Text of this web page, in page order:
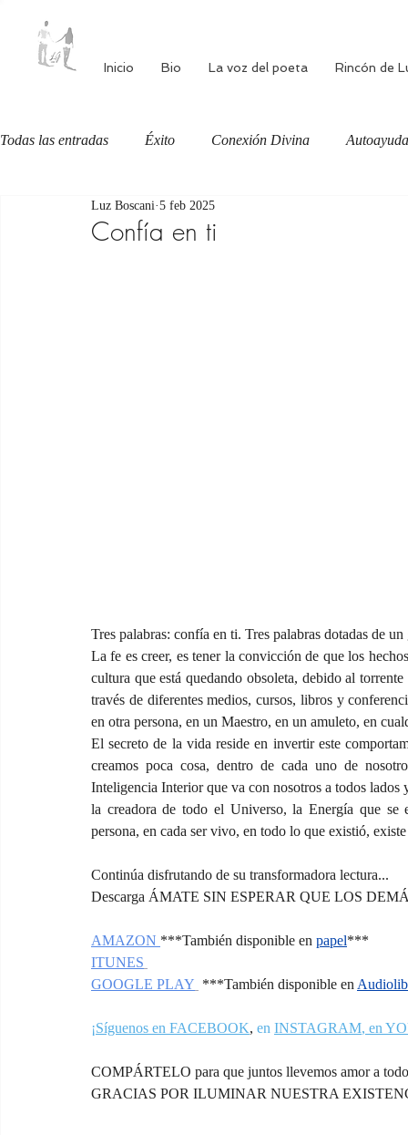
Inicio Bio La voz del poeta Rincón de
Todas las entradas Éxito Conexión Divina Autoayuda
Autoestima Alimentación consciente
Confía en ti
Luz Boscani 5 feb 2025
Tres palabras: confía en ti. Tres palabras dotadas de
La fe es creer, es tener la convicción de que los
cultura que está quedando obsoleta, debido al
través de diferentes medios, cursos, libros y
en otra persona, en un Maestro, en un amuleto, en
El secreto de la vida reside en invertir este
creamos poca cosa, dentro de cada uno de
Inteligencia Interior que va con nosotros a todos
la creadora de todo el Universo, la Energía que se
persona, en cada ser vivo, en todo lo que existió,
Continúa disfrutando de su transformadora lectura...
Descarga ÁMATE SIN ESPERAR QUE LOS
AMAZON ***También disponible en papel***
ITUNES
GOOGLE PLAY ***También disponible en
¡Síguenos en FACEBOOK, en INSTAGRAM, en
COMPÁRTELO para que juntos llevemos amor a
GRACIAS POR ILUMINAR NUESTRA